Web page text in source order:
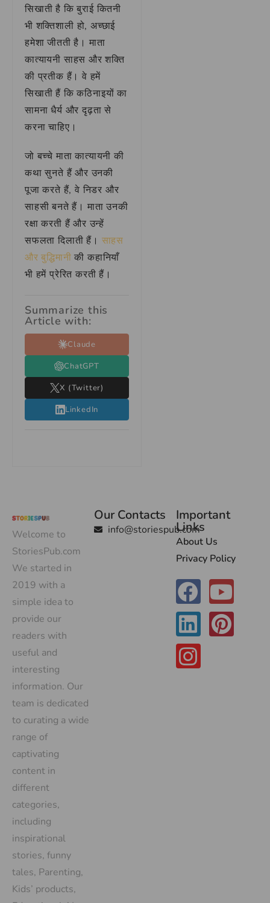
सिखाती है कि बुराई कितनी
भी शक्तिशाली हो, अच्छाई
हमेशा जीतती है। माता
कात्यायनी साहस और शक्ति
की प्रतीक हैं। वे हमें
सिखाती हैं कि कठिनाइयों का
सामना धैर्य और दृढ़ता से
करना चाहिए।
जो बच्चे माता कात्यायनी की
कथा सुनते हैं और उनकी
पूजा करते हैं, वे निडर और
साहसी बनते हैं। माता उनकी
रक्षा करती हैं और उन्हें
सफलता दिलाती हैं। साहस
और बुद्धिमानी की कहानियाँ
भी हमें प्रेरित करती हैं।
Summarize this
Article with:
Claude
ChatGPT
X (Twitter)
LinkedIn
Welcome to
StoriesPub.com
We started in
2019 with a
simple idea to
provide our
readers with
useful and
interesting
information. Our
team is dedicated
to curating a wide
range of
captivating
content in
different
categories,
including
inspirational
stories, funny
tales, Parenting,
Kids’ products,
Our Contacts
info@storiespub.com
Important
Links
About Us
Privacy Policy